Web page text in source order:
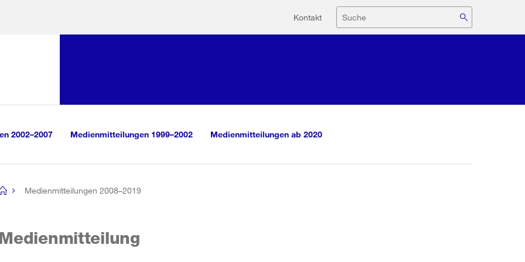
Hilfsnavigation
Kontakt Suche
2002–2007 Medienmitteilungen 1999–2002 Medienmitteilungen ab 2020
Medienmitteilungen 2008–2019